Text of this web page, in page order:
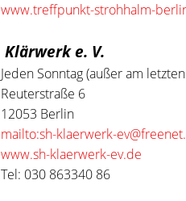
www.treffpunkt-strohhalm-
Klärwerk e. V.
Jeden Sonntag (außer am
Reuterstraße 6
12053 Berlin
mailto:sh-klaerwerk-
www.sh-klaerwerk-ev.de
Tel: 030 863340 86